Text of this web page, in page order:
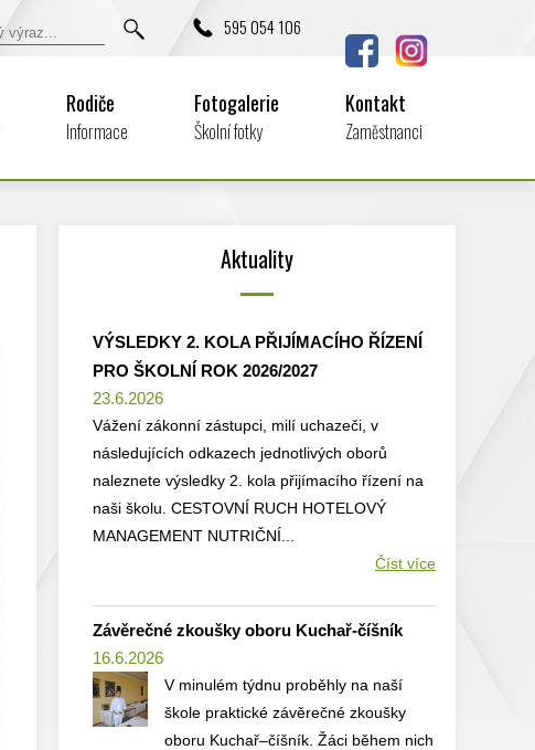
595 054 106
Rodiče
Informace
Fotogalerie
Školní fotky
Kontakt
Zaměstnanci
Aktuality
VÝSLEDKY 2. KOLA PŘIJÍMACÍHO ŘÍZENÍ
PRO ŠKOLNÍ ROK 2026/2027
23.6.2026
Vážení zákonní zástupci, milí uchazeči, v
následujících odkazech jednotlivých oborů
naleznete výsledky 2. kola přijímacího řízení na
naši školu. CESTOVNÍ RUCH HOTELOVÝ
MANAGEMENT NUTRIČNÍ...
Číst více
Závěrečné zkoušky oboru Kuchař-číšník
16.6.2026
V minulém týdnu proběhly na naší
škole praktické závěrečné zkoušky
oboru Kuchař–číšník. Žáci během nich